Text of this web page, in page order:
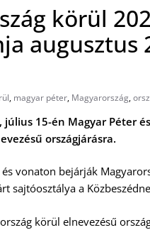
körül
augusztus
, magyar péter, Magyarország,
15-én Magyar Péter
országjárásra.
vonaton bejárják
sajtóosztálya a
körül elnevezésű